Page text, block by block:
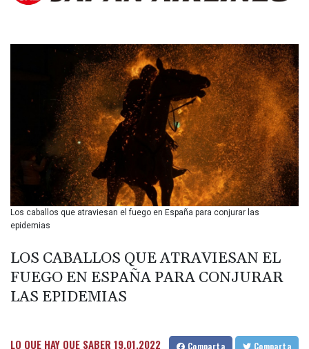
BIF 3446.886847
BMD 1.153549
BND 1.478828
BOB 13.949011
BRL 5.892788
BSD 1.153264
BTN 109.754928
BWP 15.597695
BYN 3.414525
BYR
22609.559189
BZD 2.319419
2608.174036
CHF 0.93494
CNY 7.786316
Los caballos que atraviesan el fuego en España para conjurar las
epidemias
LOS CABALLOS QUE ATRAVIESAN EL
FUEGO EN ESPAÑA PARA CONJURAR
LAS EPIDEMIAS
LO QUE HAY QUE SABER 19.01.2022 Comparta Comparta